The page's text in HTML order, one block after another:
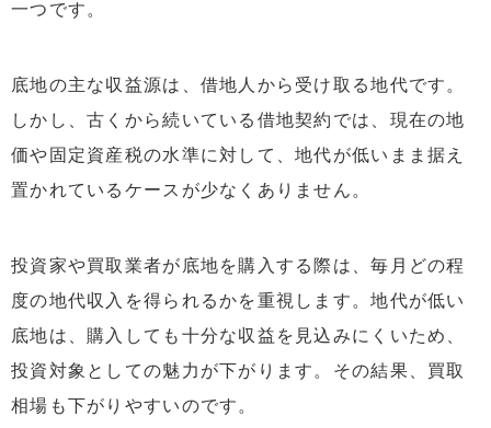
一つです。
底地の主な収益源は、借地人から受け取る地代です。
しかし、古くから続いている借地契約では、現在の地
価や固定資産税の水準に対して、地代が低いまま据え
置かれているケースが少なくありません。
投資家や買取業者が底地を購入する際は、毎月どの程
度の地代収入を得られるかを重視します。地代が低い
底地は、購入しても十分な収益を見込みにくいため、
投資対象としての魅力が下がります。その結果、買取
相場も下がりやすいのです。